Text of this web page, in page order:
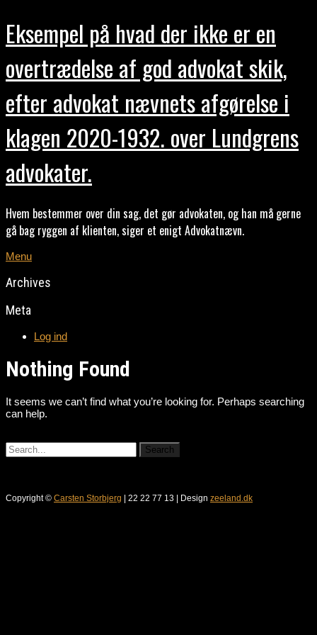
Eksempel på hvad der ikke er en
overtrædelse af god advokat skik,
efter advokat nævnets afgørelse i
klagen 2020-1932. over Lundgrens
advokater.
Hvem bestemmer over din sag, det gør advokaten, og han må gerne
gå bag ryggen af klienten, siger et enigt Advokatnævn.
Menu
Archives
Meta
Log ind
Nothing Found
It seems we can’t find what you’re looking for. Perhaps searching
can help.
Copyright © Carsten Storbjerg | 22 22 77 13 | Design zeeland.dk